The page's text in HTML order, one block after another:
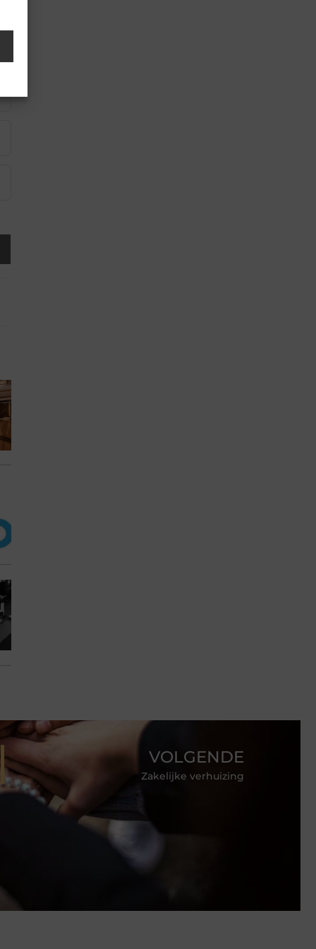
VOLGENDE
Zakelijke verhuizing